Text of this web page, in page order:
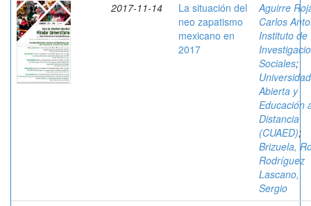
2017-11-14
La situación del
neo zapatismo
mexicano en
2017
Aguirre
Carlos
Instituto de
Sociales;
Universidad
Abierta y
Educación
Distancia
(CUAED);
Brizuela,
Rodríguez
Lascano,
Sergio